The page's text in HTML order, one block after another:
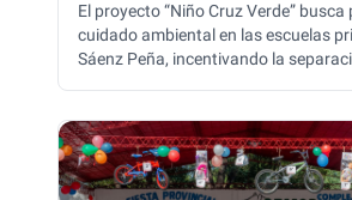
El proyecto “Niño Cruz Verde” busca
cuidado ambiental en las escuelas
Sáenz Peña, incentivando la
participantes presentarán sus
proyectos en un encuentro en el
Club Social.